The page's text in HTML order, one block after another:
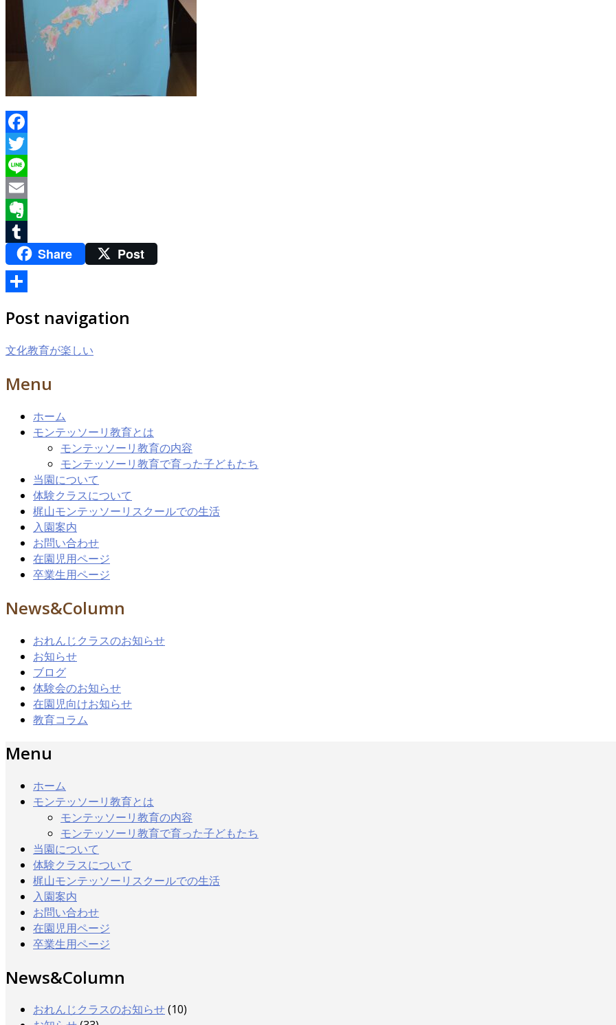
Facebook
Twitter
Line
Email
Evernote
TumblrShare Post
有
Post navigation
文化教育が楽しい
Menu
ホーム
モンテッソーリ教育とは
モンテッソーリ教育の内容
モンテッソーリ教育で育った子どもたち
当園について
体験クラスについて
梶山モンテッソーリスクールでの生活
入園案内
お問い合わせ
在園児用ページ
卒業生用ページ
News&Column
おれんじクラスのお知らせ
お知らせ
ブログ
体験会のお知らせ
在園児向けお知らせ
教育コラム
Menu
ホーム
モンテッソーリ教育とは
モンテッソーリ教育の内容
モンテッソーリ教育で育った子どもたち
当園について
体験クラスについて
梶山モンテッソーリスクールでの生活
入園案内
お問い合わせ
在園児用ページ
卒業生用ページ
News&Column
おれんじクラスのお知らせ(10)